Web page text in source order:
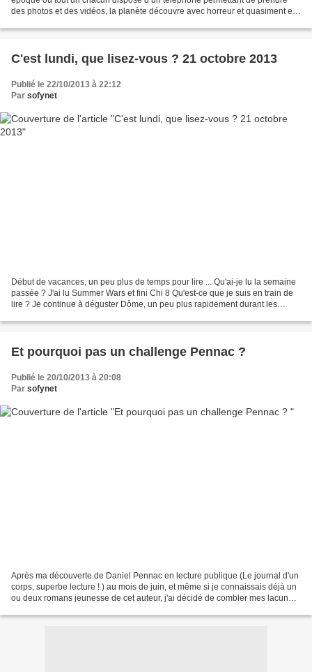
des photos et des vidéos, la planète découvre avec horreur et quasiment en
C'est lundi, que lisez-vous ? 21 octobre 2013
Publié le 22/10/2013 à 22:12
Par sofynet
Début de vacances, un peu plus de temps pour lire ... Qu'ai-je lu la semaine
passée ? J'ai lu Summer Wars et fini Chi 8 Qu'est-ce que je suis en train de
lire ? Je continue à déguster Dôme, un peu plus rapidement durant les
Et pourquoi pas un challenge Pennac ?
Publié le 20/10/2013 à 20:08
Par sofynet
Après ma découverte de Daniel Pennac en lecture publique (Le journal d'un
corps, superbe lecture ! ) au mois de juin, et même si je connaissais déjà un
ou deux romans jeunesse de cet auteur, j'ai décidé de combler mes lacunes,